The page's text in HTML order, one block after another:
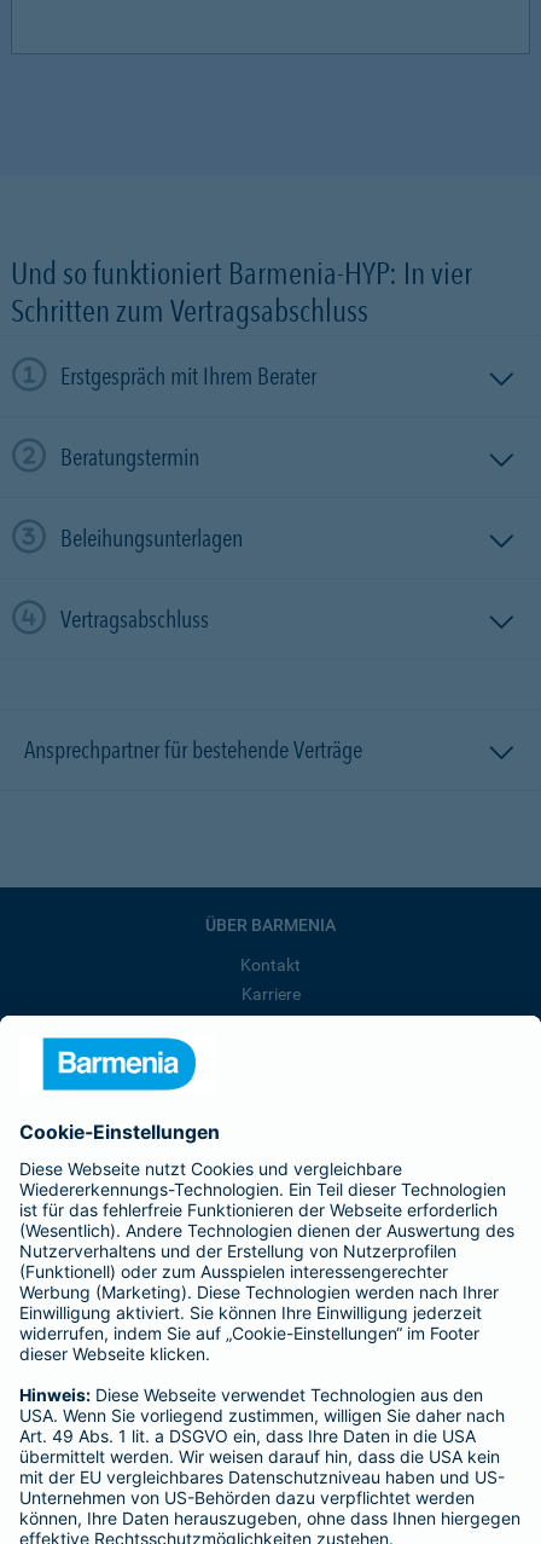
Und so funktioniert Barmenia-HYP: In vier
Schritten zum Vertragsabschluss
Erstgespräch mit Ihrem Berater
Beratungstermin
Beleihungsunterlagen
Vertragsabschluss
Ansprechpartner für bestehende Verträge
ÜBER BARMENIA
Kontakt
Karriere
Barmenia ist Teil der BarmeniaGothaer
BELIEBTE SEITEN
Kranken-Zusatzversicherung
Tierversicherungen
Haftpflichtversicherung
Hausratversicherung
Adresse ändern
Schaden melden
Kilometerstandsmeldung
Serviceübersicht